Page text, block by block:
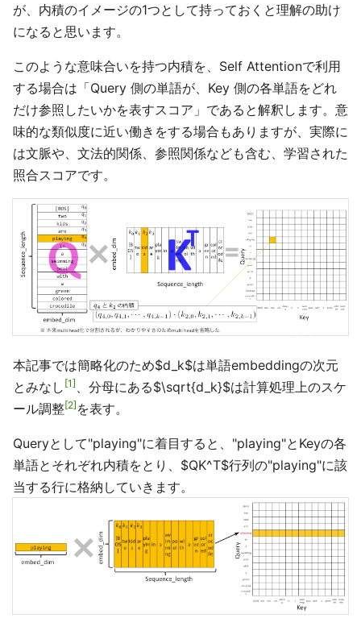
が、内積のイメージの1つとして持っておくと理解の助け
になると思います。
このような意味合いを持つ内積を、Self Attentionで利用
する場合は「Query 側の単語が、Key 側の各単語をどれ
だけ参照したいかを表すスコア」であると解釈します。意
味的な類似度に近い働きをする場合もありますが、実際に
は文脈や、文法的関係、参照関係なども含む、学習された
照合スコアです。
本記事では簡略化のため$d_k$は単語embeddingの次元
とみなし 1
、分母にある$\sqrt{d_k}$は計算処理上のスケ
ール調整 2 を表す。
Queryとして"playing"に着目すると、"playing"とKeyの各
単語とそれぞれ内積をとり、$QK^T$行列の"playing"に該
当する行に格納していきます。